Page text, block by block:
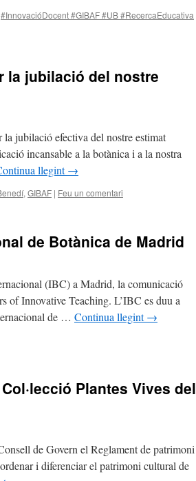
#InnovacióDocent #GIBAF #UB #RecercaEducativa
la jubilació del nostre
jubilació efectiva del nostre estimat
incansable a la botànica i a la nostra
llegint→
, GIBAF | Feu un comentari
de Botànica de Madrid
(IBC) a Madrid, la comunicació
of Innovative Teaching. L’IBC es duu a
de … Continua llegint→
Plantes Vives del
de Govern el Reglament de patrimoni
i diferenciar el patrimoni cultural de